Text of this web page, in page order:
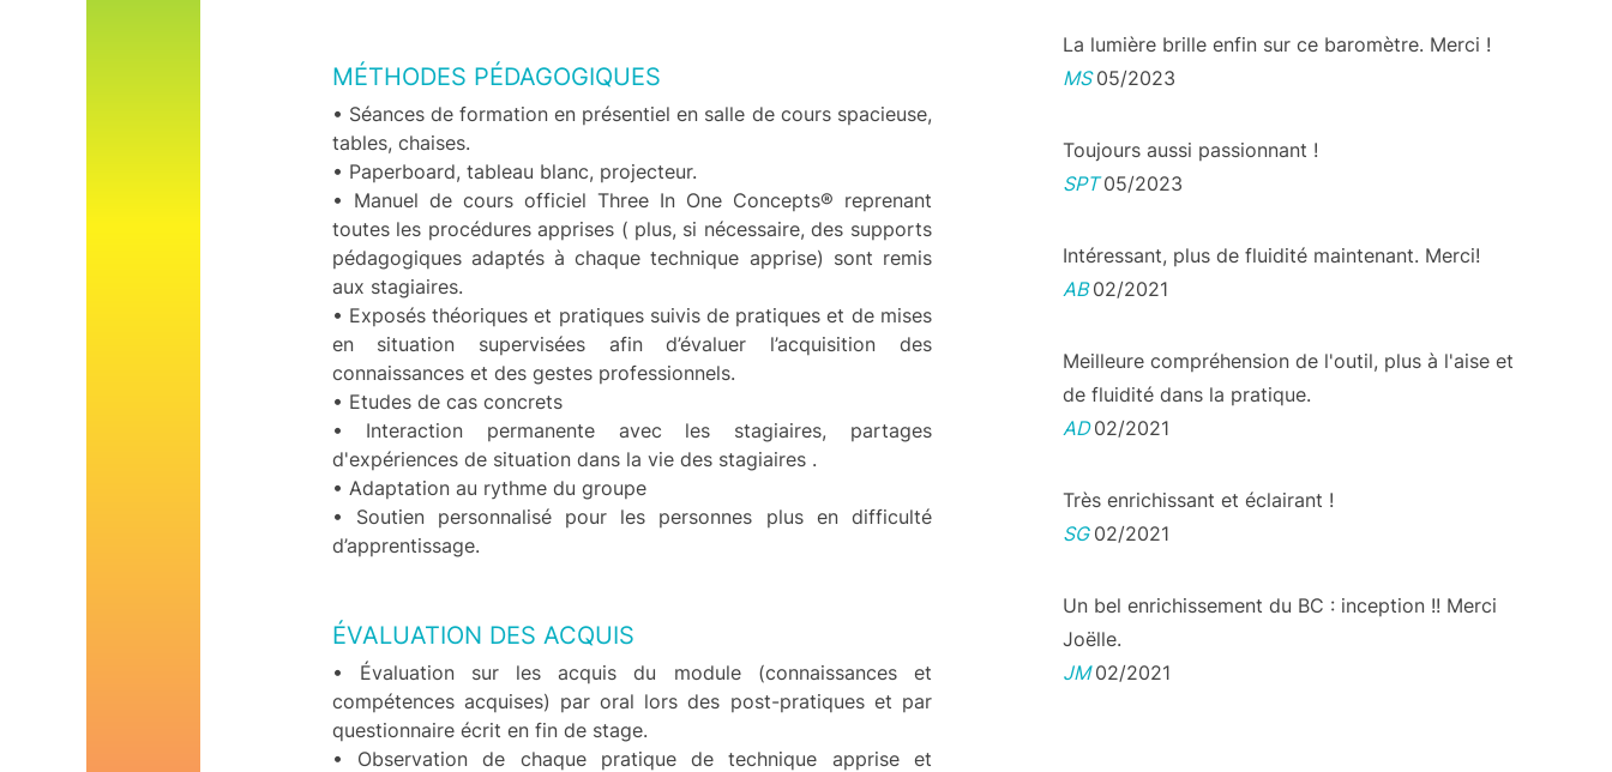
MÉTHODES PÉDAGOGIQUES
• Séances de formation en présentiel en salle de cours spacieuse,
tables, chaises.
• Paperboard, tableau blanc, projecteur.
• Manuel de cours officiel Three In One Concepts® reprenant
toutes les procédures apprises ( plus, si nécessaire, des supports
pédagogiques adaptés à chaque technique apprise) sont remis
aux stagiaires.
• Exposés théoriques et pratiques suivis de pratiques et de mises
en situation supervisées afin d’évaluer l’acquisition des
connaissances et des gestes professionnels.
• Etudes de cas concrets
• Interaction permanente avec les stagiaires, partages
d'expériences de situation dans la vie des stagiaires .
• Adaptation au rythme du groupe
• Soutien personnalisé pour les personnes plus en difficulté
d’apprentissage.
ÉVALUATION DES ACQUIS
• Évaluation sur les acquis du module (connaissances et
compétences acquises) par oral lors des post-pratiques et par
questionnaire écrit en fin de stage.
• Observation de chaque pratique de technique apprise et
La lumière brille enfin sur ce baromètre. Merci !
MS05/2023
Toujours aussi passionnant !
SPT05/2023
Intéressant, plus de fluidité maintenant. Merci!
AB02/2021
Meilleure compréhension de l'outil, plus à l'aise et
de fluidité dans la pratique.
AD02/2021
Très enrichissant et éclairant !
SG 02/2021
Un bel enrichissement du BC : inception !! Merci
Joëlle.
JM02/2021